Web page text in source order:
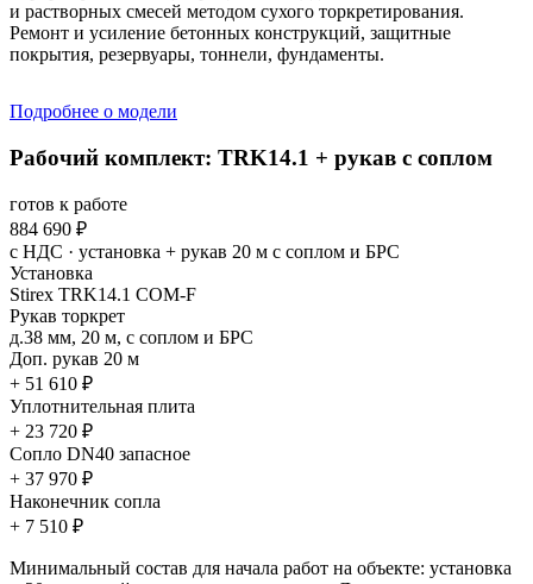
и растворных смесей методом сухого торкретирования.
Ремонт и усиление бетонных конструкций, защитные
покрытия, резервуары, тоннели, фундаменты.
Подробнее о модели
Рабочий комплект: TRK14.1 + рукав с соплом
готов к работе
884 690 ₽
с НДС · установка + рукав 20 м с соплом и БРС
Установка
Stirex TRK14.1 COM-F
Рукав торкрет
д.38 мм, 20 м, с соплом и БРС
Доп. рукав 20 м
+ 51 610 ₽
Уплотнительная плита
+ 23 720 ₽
Сопло DN40 запасное
+ 37 970 ₽
Наконечник сопла
+ 7 510 ₽
Минимальный состав для начала работ на объекте: установка